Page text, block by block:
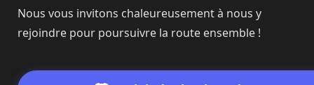
Nous vous invitons chaleureusement à nous y
rejoindre pour poursuivre la route ensemble !